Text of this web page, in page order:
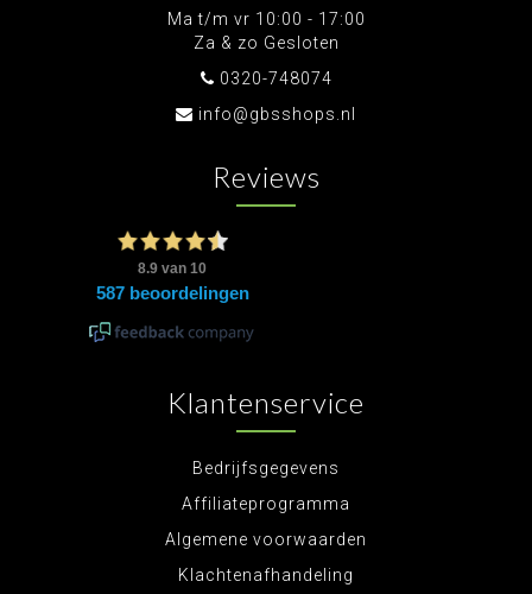
Ma t/m vr 10:00 - 17:00
Za & zo Gesloten
0320-748074
info@gbsshops.nl
Reviews
Klantenservice
Bedrijfsgegevens
Affiliateprogramma
Algemene voorwaarden
Klachtenafhandeling